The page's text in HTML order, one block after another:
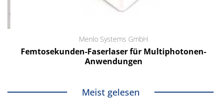
Menlo Systems GmbH
Femtosekunden-Faserlaser für Multiphotonen-
Anwendungen
Meist gelesen